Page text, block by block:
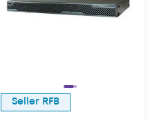
Seller RFB